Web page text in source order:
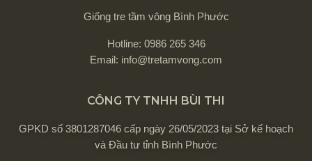
Giống tre tầm vông Bình Phước
Hotline: 0986 265 346
Email: info@tretamvong.com
CÔNG TY TNHH BÙI THI
GPKD số 3801287046 cấp ngày 26/05/2023 tại Sở kế hoạch
và Đầu tư tỉnh Bình Phước